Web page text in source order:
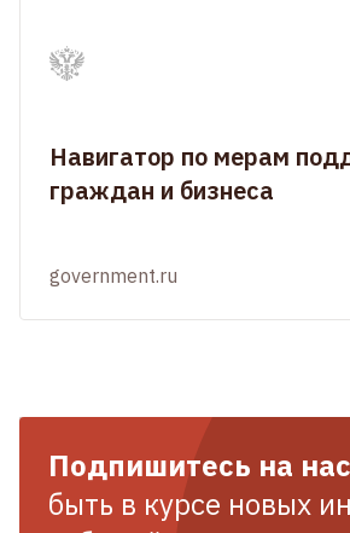
Навигатор по мерам
граждан и бизнеса
government.ru
Подпишитесь на нас
быть в курсе новых